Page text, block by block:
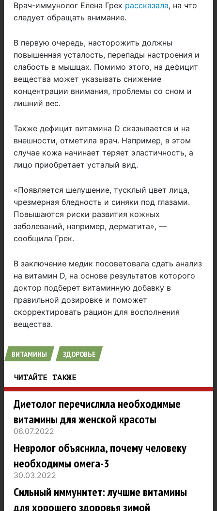
Врач-иммунолог Елена Грек рассказала, на что
следует обращать внимание.
В первую очередь, насторожить должны
повышенная усталость, перепады настроения и
слабость в мышцах. Помимо этого, на дефицит
вещества может указывать снижение
концентрации внимания, проблемы со сном и
лишний вес.
Также дефицит витамина D сказывается и на
внешности, отметила врач. Например, в этом
случае кожа начинает теряет эластичность, а
лицо приобретает усталый вид.
«Появляется шелушение, тусклый цвет лица,
чрезмерная бледность и синяки под глазами.
Повышаются риски развития кожных
заболеваний, например, дерматита», —
сообщила Грек.
В заключение медик посоветовала сдать анализ
на витамин D, на основе результатов которого
доктор подберет витаминную добавку в
правильной дозировке и поможет
скорректировать рацион для восполнения
вещества.
ВИТАМИНЫ ЗДОРОВЬЕ
ЧИТАЙТЕ ТАКЖЕ
Диетолог перечислила необходимые
витамины для женской красоты
06.07.2022
Невролог объяснила, почему человеку
необходимы омега-3
30.03.2022
Сильный иммунитет: лучшие витамины
для хорошего здоровья зимой